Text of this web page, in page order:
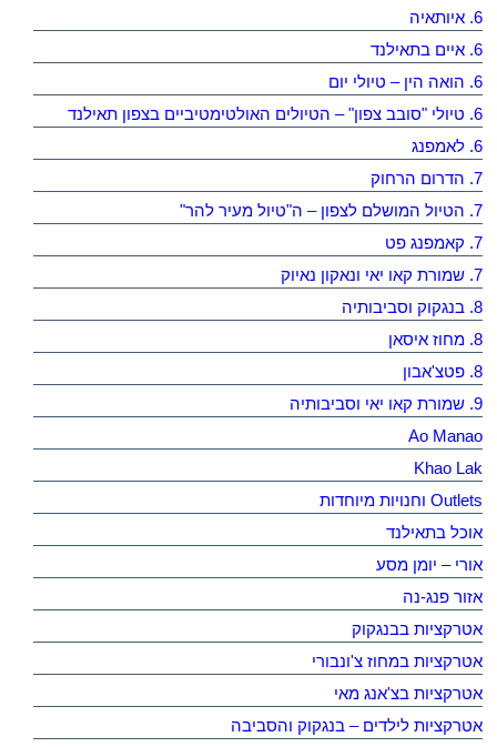
6. איותאיה
6. איים בתאילנד
6. הואה הין – טיולי יום
6. טיולי "סובב צפון" – הטיולים האולטימטיביים בצפון תאילנד
6. לאמפנג
7. הדרום הרחוק
7. הטיול המושלם לצפון – ה"טיול מעיר להר"
7. קאמפנג פט
7. שמורת קאו יאי ונאקון נאיוק
8. בנגקוק וסביבותיה
8. מחוז איסאן
8. פטצ'אבון
9. שמורת קאו יאי וסביבותיה
Ao Manao
Khao Lak
Outlets וחנויות מיוחדות
אוכל בתאילנד
אורי – יומן מסע
אזור פנג-נה
אטרקציות בבנגקוק
אטרקציות במחוז צ'ונבורי
אטרקציות בצ'אנג מאי
אטרקציות לילדים – בנגקוק והסביבה